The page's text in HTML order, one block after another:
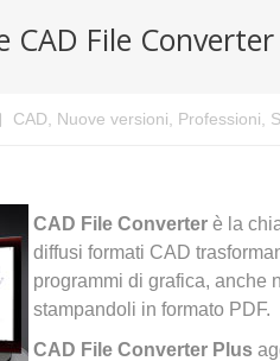
CAD File
CAD Nuove versioni Professioni
CAD File Converter è la
diffusi formati CAD
programmi di grafica, anche
stampandoli in formato PDF.
CAD File Converter Plus